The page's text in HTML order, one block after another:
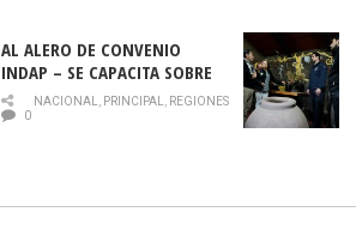
AL ALERO DE CONVENIO
INDAP – SE CAPACITA SOBRE
PLAGA DROSOPHILA SUZUKII
NACIONAL PRINCIPAL
REGIONES
0